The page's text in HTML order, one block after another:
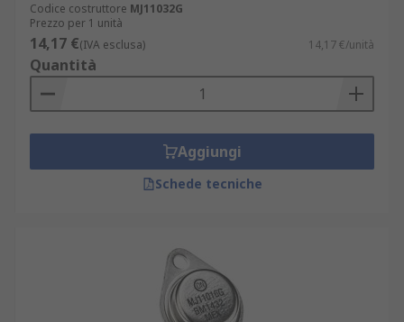
o come un singolo componente discreto semplice.
Esempi di tipo di contenitore standard includono
SOT-23, SOIC, TO-220 E TO-252 (DPAK).
Codice costruttore MJ11032G
Prezzo per 1 unità
14,17 €(IVA esclusa) 14,17 €/unità
Quantità
Aggiungi
Schede tecniche